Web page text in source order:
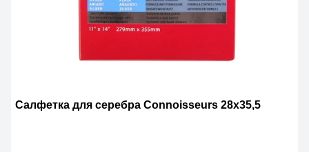
Салфетка для серебра Connoisseurs 28х35,5